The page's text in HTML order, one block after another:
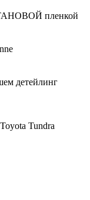
пленкой
детейлинг
Tundra